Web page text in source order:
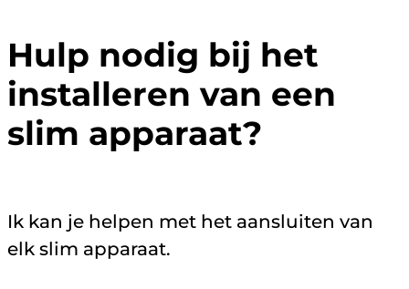
Hulp nodig bij het
installeren van een
slim apparaat?
Ik kan je helpen met het aansluiten van
elk slim apparaat.